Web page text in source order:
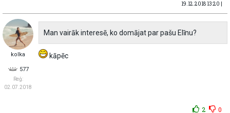
19.12.2018 13:20 |
kolka
577
Reģ:
02.07.2018
Man vairāk interesē, ko domājat par pašu Elīnu?
kāpēc
2 0